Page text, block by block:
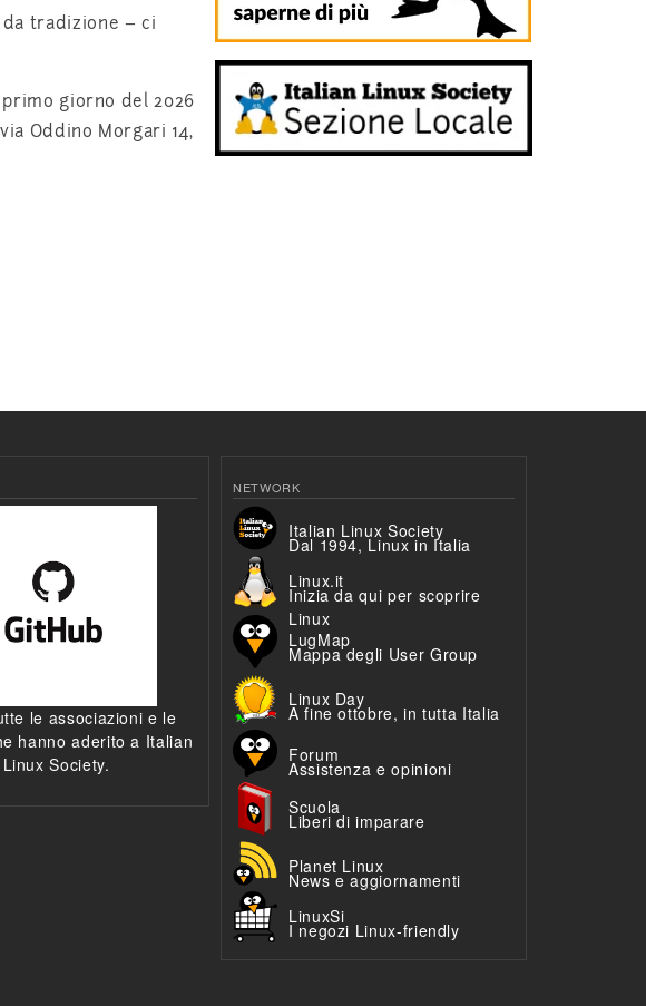
tradizione – ci
giorno del 2026
Oddino Morgari 14,
le associazioni e le
hanno aderito a Italian
Linux Society.
NETWORK
Italian Linux Society
Dal 1994, Linux in Italia
Linux.it
Inizia da qui per scoprire
Linux
LugMap
Mappa degli User Group
Linux Day
A fine ottobre, in tutta Italia
Forum
Assistenza e opinioni
Scuola
Liberi di imparare
Planet Linux
News e aggiornamenti
LinuxSi
I negozi Linux-friendly